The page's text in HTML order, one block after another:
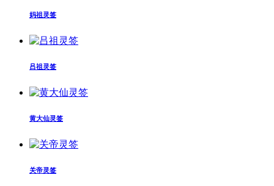
妈祖灵签
吕祖灵签
黄大仙灵签
关帝灵签